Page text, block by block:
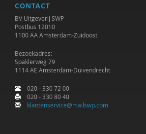
Jeannette Pols
Robert van Putten
Hans Radder
Crelis Rammelt
Marcel Ridder
Adelheid Rigo
CONTACT
BV Uitgeverij SWP
Postbus 12010
1100 AA Amsterdam-Zuidoost
Bezoekadres:
Spaklerweg 79
1114 AE Amsterdam-Duivendrecht
020 - 330 72 00
020 - 330 80 40
klantenservice@mailswp.com